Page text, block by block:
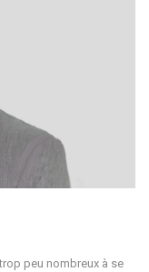
peu nombreux à se